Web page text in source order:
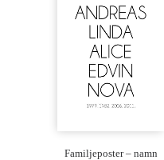
Familjeposter – namn